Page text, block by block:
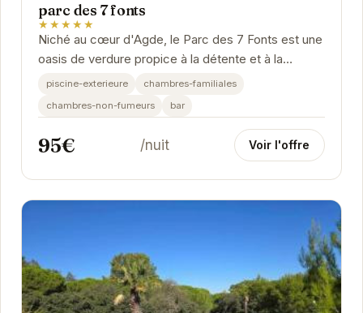
parc des 7 fonts
★★★★★
Niché au cœur d'Agde, le Parc des 7 Fonts est une
oasis de verdure propice à la détente et à la
découverte.
piscine-exterieure
chambres-familiales
chambres-non-fumeurs
bar
95€ /nuit Voir l'offre